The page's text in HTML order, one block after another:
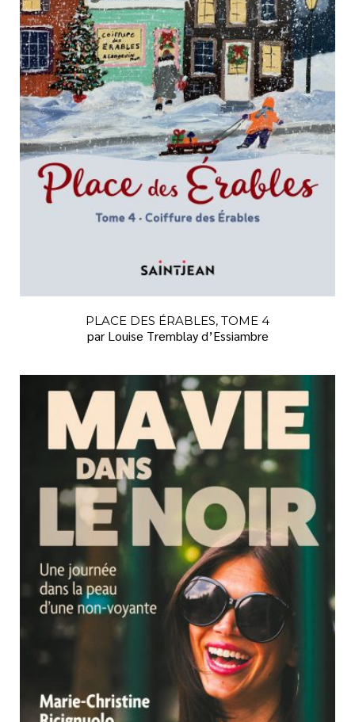
PLACE DES ÉRABLES, TOME 4
par Louise Tremblay d’Essiambre